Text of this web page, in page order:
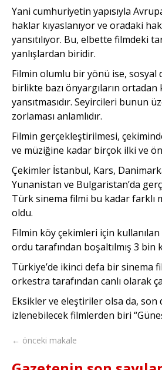
Yani cumhuriyetin yapısıyla
haklar kıyaslanıyor ve oradaki
yansıtılıyor. Bu, elbette filmdeki
yanlışlardan biridir.
Filmin olumlu bir yönü ise, sosyal
birlikte bazı önyargıların ortadan
yansıtmasıdır. Seyircileri bunun
zorlaması anlamlıdır.
Filmin gerçekleştirilmesi,
ve müziğine kadar birçok ilki ve
Çekimler İstanbul, Kars,
Yunanistan ve Bulgaristan’da
Türk sinema filmi bu kadar farklı
oldu.
Filmin köy çekimleri için kullanılan
ordu tarafından boşaltılmış 3 bin
Türkiye’de ikinci defa bir sinema
orkestra tarafından canlı olarak
Eksikler ve eleştiriler olsa da, son
izlenebilecek filmlerden biri
← önceki makale